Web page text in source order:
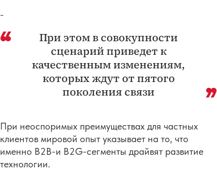
-
При этом в совокупности
сценарий приведет к
качественным изменениям,
которых ждут от пятого
поколения связи
При неоспоримых преимуществах для частных
клиентов мировой опыт указывает на то, что
именно В2В-и B2G-сегменты драйвят развитие
технологии.